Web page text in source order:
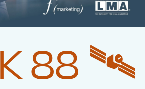
88 🛰️‍